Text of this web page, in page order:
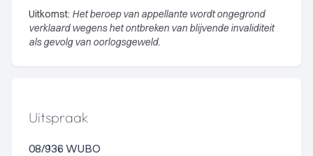
Uitkomst: Het beroep van appellante wordt ongegrond
verklaard wegens het ontbreken van blijvende invaliditeit
als gevolg van oorlogsgeweld.
Uitspraak
08/936 WUBO